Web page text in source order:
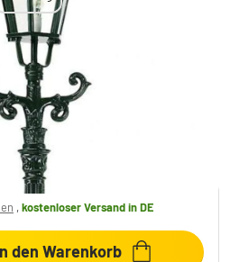
Wegeleuchte
,kostenloser Versandin DE
den Warenkorb